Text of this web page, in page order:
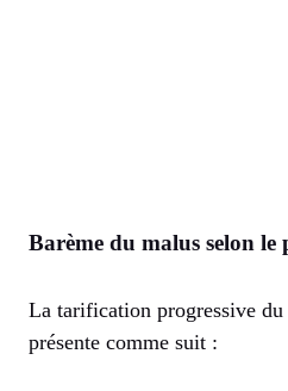
Barème du malus selon le
La tarification progressive du
présente comme suit :